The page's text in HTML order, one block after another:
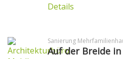
Details
Sanierung
Auf der Breide in